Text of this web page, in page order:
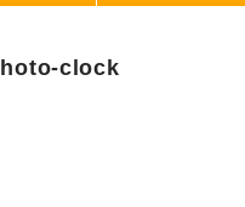
clock